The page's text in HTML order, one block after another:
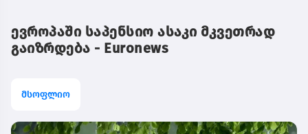
ევროპაში საპენსიო ასაკი მკვეთრად
გაიზრდება - Euronews
მსოფლიო